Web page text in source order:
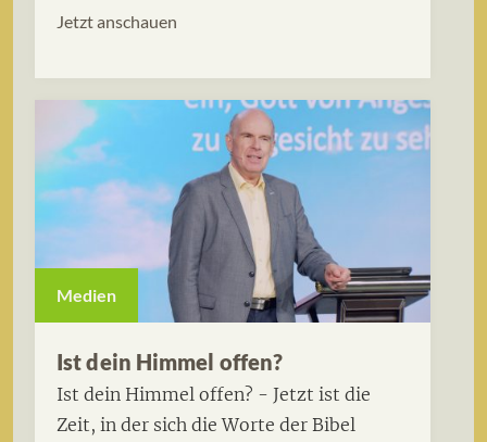
Jetzt anschauen
Medien
Ist dein Himmel offen?
Ist dein Himmel offen? - Jetzt ist die
Zeit, in der sich die Worte der Bibel